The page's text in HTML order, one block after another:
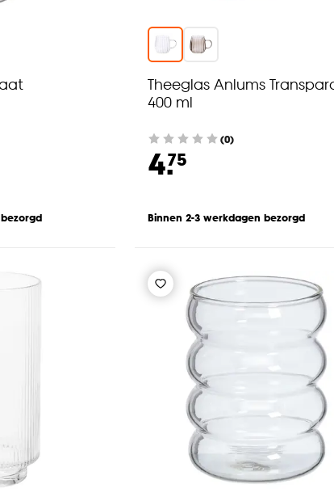
Theeglas Anlums
400 ml
(0)
4.75
Binnen 2-3 werkdagen bezorgd